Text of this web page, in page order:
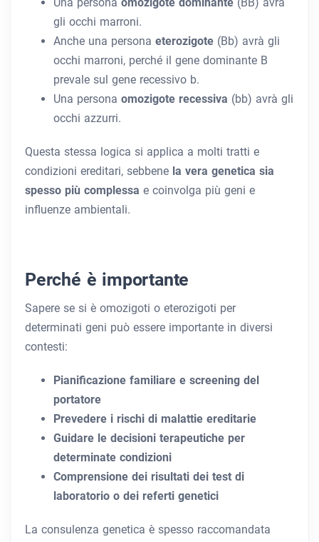
Una persona omozigote dominante (BB) avrà
gli occhi marroni.
Anche una persona eterozigote (Bb) avrà gli
occhi marroni, perché il gene dominante B
prevale sul gene recessivo b.
Una persona omozigote recessiva (bb) avrà gli
occhi azzurri.
Questa stessa logica si applica a molti tratti e
condizioni ereditari, sebbene la vera genetica sia
spesso più complessa e coinvolga più geni e
influenze ambientali.
Perché è importante
Sapere se si è omozigoti o eterozigoti per
determinati geni può essere importante in diversi
contesti:
Pianificazione familiare e screening del
portatore
Prevedere i rischi di malattie ereditarie
Guidare le decisioni terapeutiche per
determinate condizioni
Comprensione dei risultati dei test di
laboratorio o dei referti genetici
La consulenza genetica è spesso raccomandata